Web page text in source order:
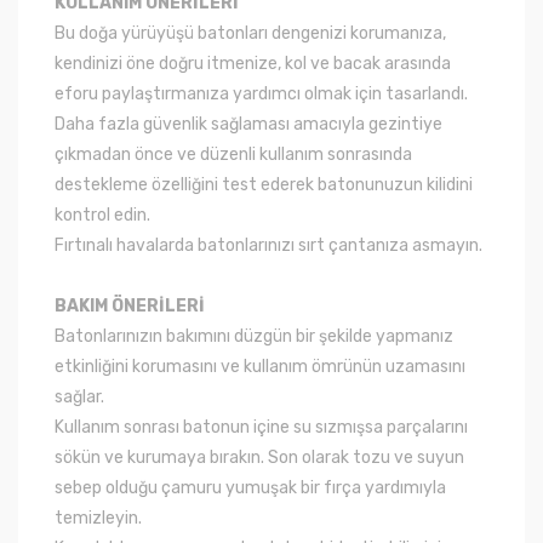
Bu doğa yürüyüşü batonları dengenizi korumanıza,
kendinizi öne doğru itmenize, kol ve bacak arasında
eforu paylaştırmanıza yardımcı olmak için tasarlandı.
Daha fazla güvenlik sağlaması amacıyla gezintiye
çıkmadan önce ve düzenli kullanım sonrasında
destekleme özelliğini test ederek batonunuzun kilidini
kontrol edin.
Fırtınalı havalarda batonlarınızı sırt çantanıza asmayın.
BAKIM ÖNERİLERİ
Batonlarınızın bakımını düzgün bir şekilde yapmanız
etkinliğini korumasını ve kullanım ömrünün uzamasını
sağlar.
Kullanım sonrası batonun içine su sızmışsa parçalarını
sökün ve kurumaya bırakın. Son olarak tozu ve suyun
sebep olduğu çamuru yumuşak bir fırça yardımıyla
temizleyin.